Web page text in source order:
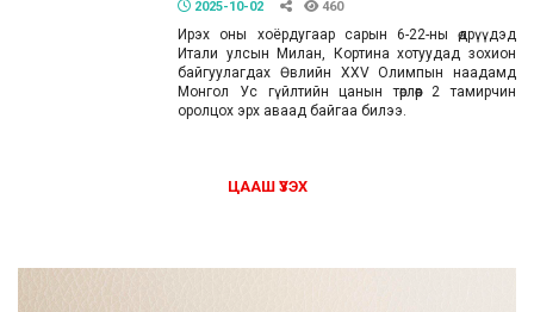
2025-10-02 460
Ирэх оны хоёрдугаар сарын 6-22-ны өдрүүдэд
Итали улсын Милан, Кортина хотуудад зохион
байгуулагдах Өвлийн XXV Олимпын наадамд
Монгол Ус гүйлтийн цанын төрлөөр 2 тамирчин
оролцох эрх аваад байгаа билээ.
ЦААШ ҮЗЭХ